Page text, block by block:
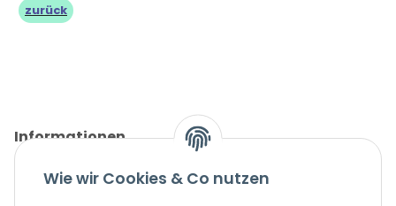
zurück
Informationen
Gesetzliche Informationen
Wie wir Cookies & Co nutzen